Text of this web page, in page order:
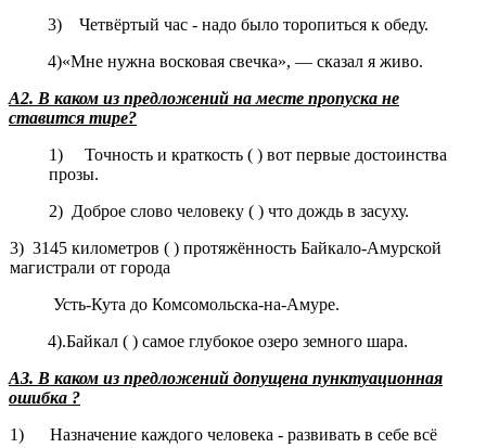
3) Четвёртый час - надо было торопиться к обеду.
4)«Мне нужна восковая свечка», — сказал я живо.
А2. В каком из предложений на месте пропуска не
ставится тире?
1) Точность и краткость ( ) вот первые достоинства
прозы.
2) Доброе слово человеку ( ) что дождь в засуху.
3) 3145 километров ( ) протяжённость Байкало-Амурской
магистрали от города
Усть-Кута до Комсомольска-на-Амуре.
4).Байкал ( ) самое глубокое озеро земного шара.
АЗ. В каком из предложений допущена пунктуационная
ошибка ?
1) Назначение каждого человека - развивать в себе всё